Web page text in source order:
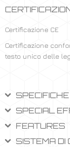
Certificazione CE
Certificazione
testo unico delle
SPECIAL
FEATURES
SISTEMA DI